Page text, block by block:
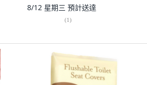
8/12 星期三 預計送達
(1)